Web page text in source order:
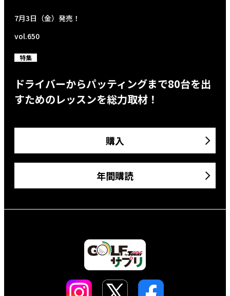
7月3日（金）発売！
vol.650
特集
ドライバーからパッティングまで80台を出
すためのレッスンを総力取材！
購入
年間購読